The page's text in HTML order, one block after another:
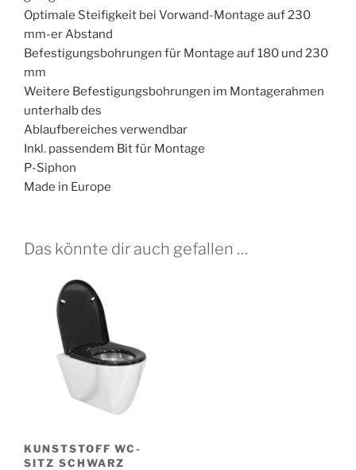
Optimale Steifigkeit bei Vorwand-Montage auf 230
mm-er Abstand
Befestigungsbohrungen für Montage auf 180 und 230
mm
Weitere Befestigungsbohrungen im Montagerahmen
unterhalb des
Ablaufbereiches verwendbar
Inkl. passendem Bit für Montage
P-Siphon
Made in Europe
Das könnte dir auch gefallen …
KUNSTSTOFF WC-
SITZ SCHWARZ